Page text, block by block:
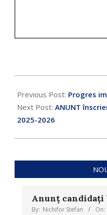
Previous Post: Progres
Next Post: ANUNT
2025-2026
Anunț candidați
By: Nichifor Stefan On: